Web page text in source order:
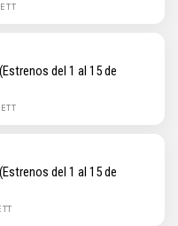
del 1 al 15 de
del 1 al 15 de